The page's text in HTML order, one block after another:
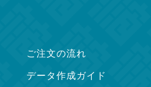
ご注文の流れ
データ作成ガイド